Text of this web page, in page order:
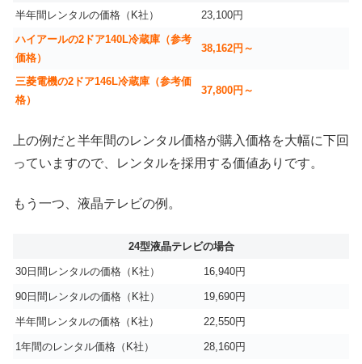
半年間レンタルの価格（K社）
23,100円
ハイアールの2ドア140L冷蔵庫（参考
価格）
38,162円～
三菱電機の2ドア146L冷蔵庫（参考価
格）
37,800円～
上の例だと半年間のレンタル価格が購入価格を大幅に下回
っていますので、レンタルを採用する価値ありです。
もう一つ、液晶テレビの例。
24型液晶テレビの場合
30日間レンタルの価格（K社） 16,940円
90日間レンタルの価格（K社） 19,690円
半年間レンタルの価格（K社） 22,550円
1年間のレンタル価格（K社） 28,160円